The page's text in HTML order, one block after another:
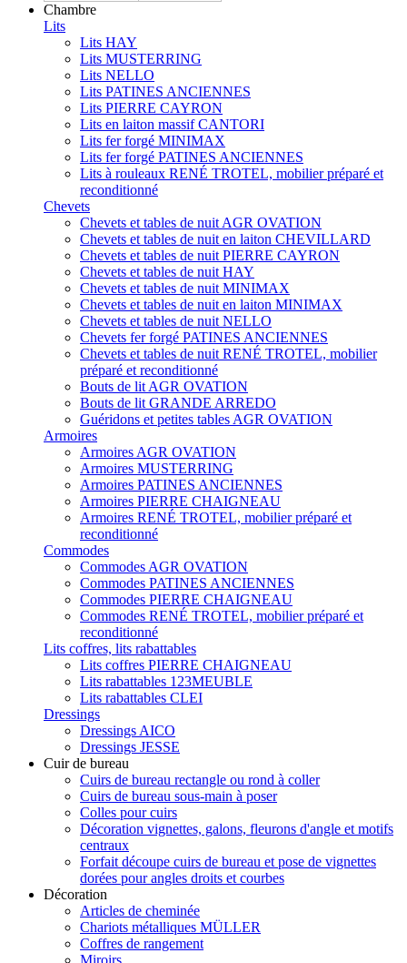
Chambre
Lits
Lits HAY
Lits MUSTERRING
Lits NELLO
Lits PATINES ANCIENNES
Lits PIERRE CAYRON
Lits en laiton massif CANTORI
Lits fer forgé MINIMAX
Lits fer forgé PATINES ANCIENNES
Lits à rouleaux RENÉ TROTEL, mobilier préparé et
reconditionné
Chevets
Chevets et tables de nuit AGR OVATION
Chevets et tables de nuit en laiton CHEVILLARD
Chevets et tables de nuit PIERRE CAYRON
Chevets et tables de nuit HAY
Chevets et tables de nuit MINIMAX
Chevets et tables de nuit en laiton MINIMAX
Chevets et tables de nuit NELLO
Chevets fer forgé PATINES ANCIENNES
Chevets et tables de nuit RENÉ TROTEL, mobilier
préparé et reconditionné
Bouts de lit AGR OVATION
Bouts de lit GRANDE ARREDO
Guéridons et petites tables AGR OVATION
Armoires
Armoires AGR OVATION
Armoires MUSTERRING
Armoires PATINES ANCIENNES
Armoires PIERRE CHAIGNEAU
Armoires RENÉ TROTEL, mobilier préparé et
reconditionné
Commodes
Commodes AGR OVATION
Commodes PATINES ANCIENNES
Commodes PIERRE CHAIGNEAU
Commodes RENÉ TROTEL, mobilier préparé et
reconditionné
Lits coffres, lits rabattables
Lits coffres PIERRE CHAIGNEAU
Lits rabattables 123MEUBLE
Lits rabattables CLEI
Dressings
Dressings AICO
Dressings JESSE
Cuir de bureau
Cuirs de bureau rectangle ou rond à coller
Cuirs de bureau sous-main à poser
Colles pour cuirs
Décoration vignettes, galons, fleurons d'angle et motifs
centraux
Forfait découpe cuirs de bureau et pose de vignettes
dorées pour angles droits et courbes
Décoration
Articles de cheminée
Chariots métalliques MÜLLER
Coffres de rangement
Miroirs